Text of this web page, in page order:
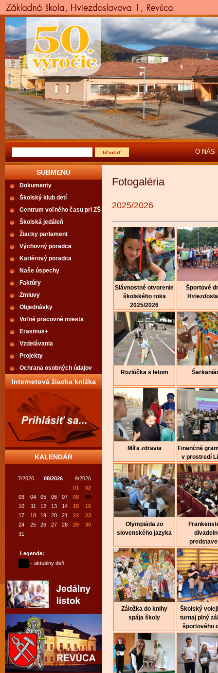
O NÁS
SUBMENU
Dokumenty
Školský klub detí
Centrum voľného času pri ZŠ
Školská jedáleň
Žiacky parlament
Výchovný poradca
Kariérový poradca
Naše úspechy
Faktúry
Zmluvy
Objednávky
Voľné pracovné miesta
Erasmus+
Vzdelávania
Projekty
Ochrana osobných údajov
Internetová žiacka knižka
KALENDÁR
7/2026 08/2026
9/2026
01
02
03
04 05 06 07 08
09
10
11 12 13 14 15
16
17
18 19 20 21 22
23
24
25 26 27 28 29
30
31
Legenda:
- aktuálny deň
Fotogaléria
2025/2026
Slávnostné otvorenie
školského roka
2025/2026
Športové
Rozlúčka s letom
Míľa zdravia
Finančná
v prostredí
Olympiáda zo
slovenského jazyka
Záložka do knihy
spája školy
Školský
turnaj plný
športového